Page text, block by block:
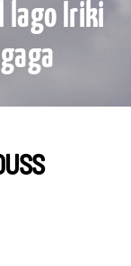
lago Iriki